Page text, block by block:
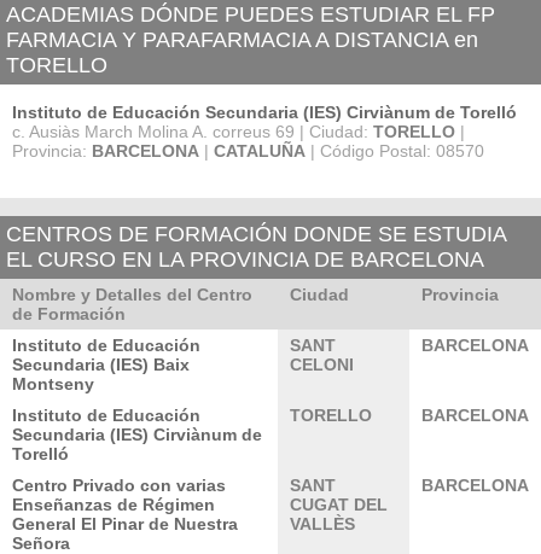
ACADEMIAS DÓNDE PUEDES ESTUDIAR EL FP
FARMACIA Y PARAFARMACIA A DISTANCIA en
TORELLO
Instituto de Educación Secundaria (IES) Cirviànum de Torelló
c. Ausiàs March Molina A. correus 69 | Ciudad: TORELLO |
Provincia: BARCELONA | CATALUÑA | Código Postal: 08570
CENTROS DE FORMACIÓN DONDE SE ESTUDIA
EL CURSO EN LA PROVINCIA DE BARCELONA
Nombre y Detalles del Centro
de Formación
Ciudad Provincia
Instituto de Educación
Secundaria (IES) Baix
Montseny
SANT
CELONI
BARCELONA
Instituto de Educación
Secundaria (IES) Cirviànum de
Torelló
TORELLO BARCELONA
Centro Privado con varias
Enseñanzas de Régimen
General El Pinar de Nuestra
Señora
SANT
CUGAT DEL
VALLÈS
BARCELONA